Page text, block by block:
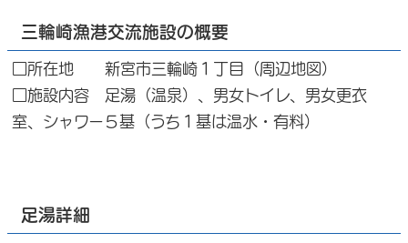
三輪崎漁港交流施設の概要
□所在地 新宮市三輪崎１丁目（周辺地図）
□施設内容 足湯（温泉）、男女トイレ、男女更衣
室、シャワー５基（うち１基は温水・有料）
足湯詳細